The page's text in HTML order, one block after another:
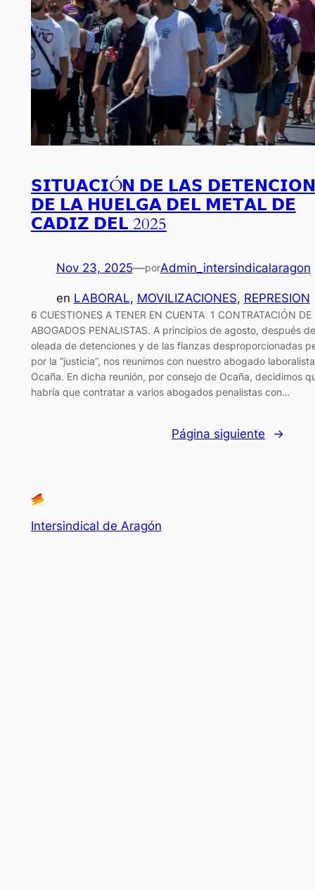
𝗦𝗜𝗧𝗨𝗔𝗖𝗜Ó𝗡 𝗗𝗘 𝗟𝗔𝗦
𝗗𝗘 𝗟𝗔 𝗛𝗨𝗘𝗟𝗚𝗔 𝗗𝗘𝗟 𝗠𝗘𝗧𝗔𝗟 𝗗𝗘
𝗖𝗔𝗗𝗜𝗭 𝗗𝗘𝗟 2025
Nov 23, 2025—porAdmin_intersindicalaragon
en LABORAL, MOVILIZACIONES, REPRESION
6 CUESTIONES A TENER EN CUENTA 1 CONTRATACIÓN DE
ABOGADOS PENALISTAS. A principios de agosto, después
oleada de detenciones y de las fianzas desproporcionadas
por la “justicia”, nos reunimos con nuestro abogado
Ocaña. En dicha reunión, por consejo de Ocaña, decidimos
habría que contratar a varios abogados penalistas con…
Página siguiente →
Intersindical de Aragón